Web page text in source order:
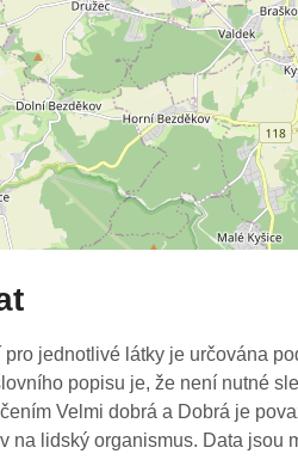
pro jednotlivé látky je určována
popisu je, že není nutné
Velmi dobrá a Dobrá je
na lidský organismus. Data jsou